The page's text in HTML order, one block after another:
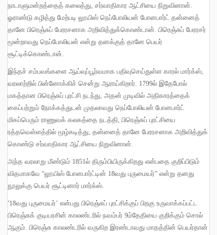
நாடாளுமன்றத்தைத் கலைத்து சர்வாதிகார ஆட்சியை நிறுவினான்
ஓராண்டு கழித்து மேற்படி லூயிஸ் நெப்போலியன் போனபார்ட் தன்னைத்
தானே பிரெஞ்சுப் பேரரசனாக அறிவித்துக்கொண்டான் பிரெஞ்சுப் பேரரசர்
மூன்றாவது நெப்போலியன் என்று தனக்குத் தானே பெயர்
சூட்டிக்கொண்டான்
இந்தச் சம்பவங்களை ஆய்வுப்பூர்வமாக பதிவுசெய்துள்ள காரல் மார்க்ஸ்
வரலாற்றில் பின்னோக்கிச் சென்று ஆராய்கிறார் . 1799ல் இதேபோல்
மகத்தான பிரெஞ்சுப் புரட்சி நடந்து அதன் முடிவில் அதிகாரத்தைக்
கைப்பற்றும் நோக்கத்துடன் முதலாவது நெப்போலியன் போனபார்ட்
மிகப்பெரும் ராணுவக் கலகத்தை நடத்தி பிரெஞ்சுப் புரட்சியை
ரத்தவெள்ளத்தில் மூழ்கடித்து தன்னைத் தானே பேரரசனாக அறிவித்துக்
கொண்டு சர்வாதிகார ஆட்சியை நிறுவினான்
அந்த வரலாறு மீண்டும் 1851 ல் திரும்பியிருக்கிறது என்பதை குறிப்பிடும்
விதமாகவே “லூயிஸ் போனபார்ட்டின் 18வது புருமையர்” என்று தனது
நூலுக்கு பெயர் சூட்டினார் மார்க்ஸ்
‘ 18வது புருமையர்’ என்பது பிரெஞ்சுப் புரட்சிக்குப் பிறகு உருவாக்கப்பட்ட
பிரெஞ்சுக் குடியரசின் காலண்டரில் நவம்பர் 9ம்தேதியை குறிக்கும் சொல்
ஆகும். பிரெஞ்சு காலண்டரில் வருகிற இரண்டாவது மாதத்தின் பெயர்தான்